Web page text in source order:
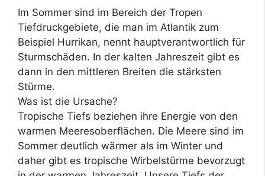
Im Sommer sind im Bereich der Tropen
Tiefdruckgebiete, die man im Atlantik zum
Beispiel Hurrikan, nennt hauptverantwortlich für
Sturmschäden. In der kalten Jahreszeit gibt es
dann in den mittleren Breiten die stärksten
Stürme.
Was ist die Ursache?
Tropische Tiefs beziehen ihre Energie von den
warmen Meeresoberflächen. Die Meere sind im
Sommer deutlich wärmer als im Winter und
daher gibt es tropische Wirbelstürme bevorzugt